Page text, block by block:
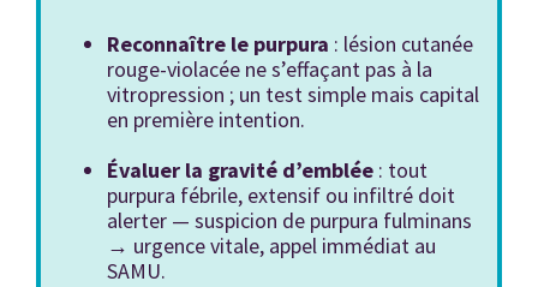
Reconnaître le purpura : lésion cutanée
rouge-violacée ne s’effaçant pas à la
vitropression ; un test simple mais capital
en première intention.
Évaluer la gravité d’emblée : tout
purpura fébrile, extensif ou infiltré doit
alerter — suspicion de purpura fulminans
→ urgence vitale, appel immédiat au
SAMU.